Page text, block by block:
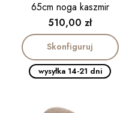
65cm noga kaszmir
Cena
510,00 zł
Skonfiguruj
wysyłka 14-21 dni